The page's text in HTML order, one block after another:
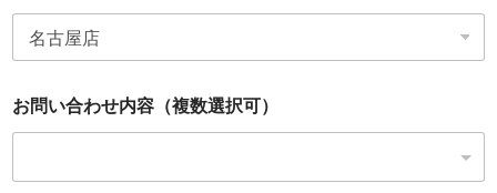
お問い合わせ内容（複数選択可）